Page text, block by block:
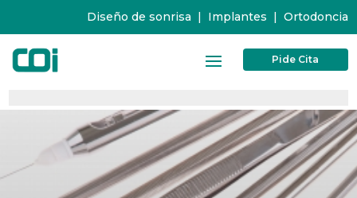
Diseño de sonrisa | Implantes | Ortodoncia
Pide Cita